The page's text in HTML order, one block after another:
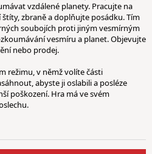
vzdálené planety. Pracujte na
zbraně a doplňujte posádku. Tím
soubojích proti jiným vesmírným
vesmíru a planet. Objevujte
nebo prodej.
režimu, v němž volíte části
abyste ji oslabili a posléze
poškození. Hra má ve svém